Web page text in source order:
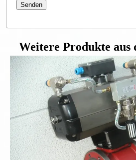
Weitere Produkte aus
Flanschkugelhahn DN100